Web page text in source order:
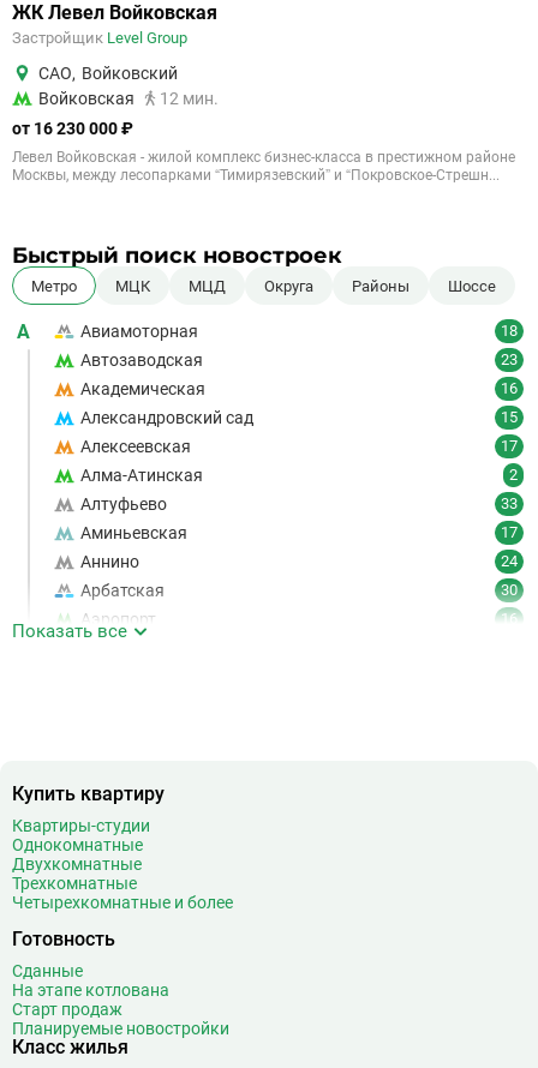
ЖК Левел Войковская
Застройщик Level Group
САО, Войковский
Войковская
12 мин.
от 16 230 000 ₽
Левел Войковская - жилой комплекс бизнес-класса в престижном районе
Москвы, между лесопарками “Тимирязевский” и “Покровское-Стрешн...
Быстрый поиск новостроек
Метро МЦК МЦД Округа Районы Шоссе
А Авиамоторная 18
Автозаводская 23
Академическая 16
Александровский сад 15
Алексеевская 17
Алма-Атинская 2
Алтуфьево 33
Аминьевская 17
Аннино 24
Арбатская 30
Аэропорт 16
Беговая
Беломорская
Белорусская
Беляево
Библиотека имени Ленина
Битцевский парк
Борисово
Боровицкая
Показать все
Купить квартиру
Квартиры-студии
Однокомнатные
Двухкомнатные
Трехкомнатные
Четырехкомнатные и более
Готовность
Сданные
На этапе котлована
Старт продаж
Планируемые новостройки
Класс жилья